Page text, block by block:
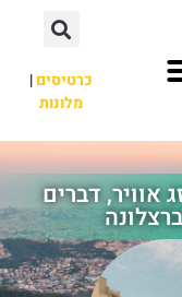
כרטיסים|
מלונות
אוויר, דברים